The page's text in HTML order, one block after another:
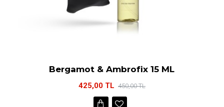
Bergamot & Ambrofix 15 ML
425,00 TL 450,00 TL